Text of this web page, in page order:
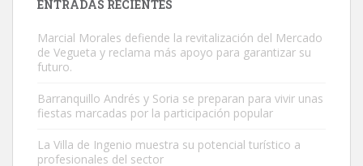
Gato manso encontrado
Este gato macho ha aparecido en la calle hace menos de un mes,
es muy manso y extremadamente cari...
ENTRADAS RECIENTES
Marcial Morales defiende la revitalización del Mercado
de Vegueta y reclama más apoyo para garantizar su
futuro.
Barranquillo Andrés y Soria se preparan para vivir unas
fiestas marcadas por la participación popular
La Villa de Ingenio muestra su potencial turístico a
profesionales del sector